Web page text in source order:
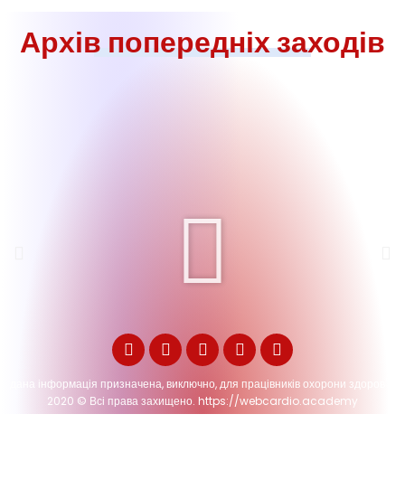
Архів попередніх заходів
дана інформація призначена, виключно, для працівників охорони здоров'я.
2020 © Всі права захищено. https://webcardio.academy